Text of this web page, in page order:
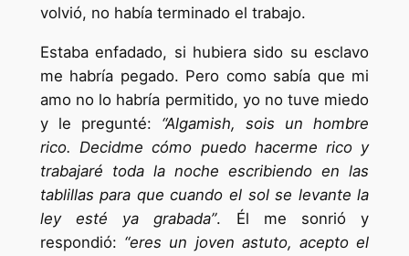
volvió, no había terminado el trabajo.
Estaba enfadado, si hubiera sido su esclavo
me habría pegado. Pero como sabía que mi
amo no lo habría permitido, yo no tuve miedo
y le pregunté: “Algamish, sois un hombre
rico. Decidme cómo puedo hacerme rico y
trabajaré toda la noche escribiendo en las
tablillas para que cuando el sol se levante la
ley esté ya grabada”. Él me sonrió y
respondió: “eres un joven astuto, acepto el